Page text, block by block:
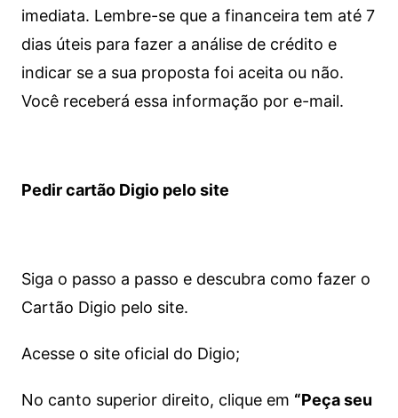
imediata. Lembre-se que a financeira tem até 7
dias úteis para fazer a análise de crédito e
indicar se a sua proposta foi aceita ou não.
Você receberá essa informação por e-mail.
Pedir cartão Digio pelo site
Siga o passo a passo e descubra como fazer o
Cartão Digio pelo site.
Acesse o site oficial do Digio;
No canto superior direito, clique em “Peça seu